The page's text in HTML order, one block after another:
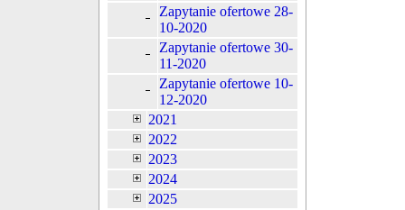
Zapytanie ofertowe 28-
10-2020
Zapytanie ofertowe 30-
11-2020
Zapytanie ofertowe 10-
12-2020
2021
2022
2023
2024
2025